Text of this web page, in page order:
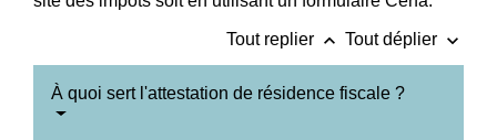
Tout replier keyboard_arrow_up Tout déplier keyboard_arrow_down
À quoi sert l'attestation de résidence fiscale ?